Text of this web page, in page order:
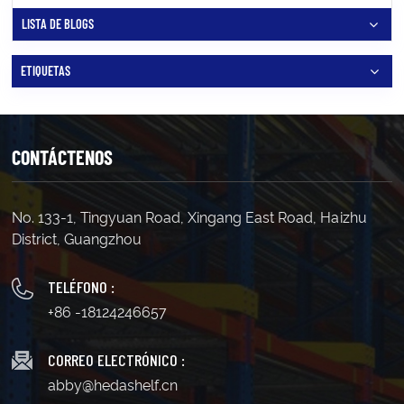
LISTA DE BLOGS
ETIQUETAS
CONTÁCTENOS
No. 133-1, Tingyuan Road, Xingang East Road, Haizhu
District, Guangzhou
TELÉFONO :
+86 -18124246657
CORREO ELECTRÓNICO :
abby@hedashelf.cn